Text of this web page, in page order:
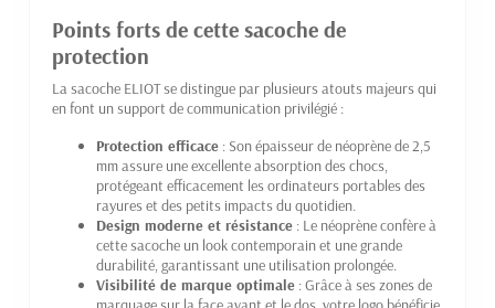
Points forts de cette sacoche de
protection
La sacoche ELIOT se distingue par plusieurs atouts majeurs qui
en font un support de communication privilégié :
Protection efficace : Son épaisseur de néoprène de 2,5
mm assure une excellente absorption des chocs,
protégeant efficacement les ordinateurs portables des
rayures et des petits impacts du quotidien.
Design moderne et résistance : Le néoprène confère à
cette sacoche un look contemporain et une grande
durabilité, garantissant une utilisation prolongée.
Visibilité de marque optimale : Grâce à ses zones de